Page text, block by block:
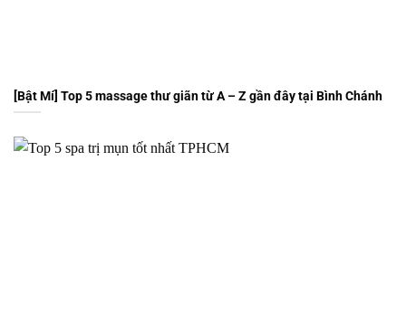
[Bật Mí] Top 5 massage thư giãn từ A – Z gần đây tại Bình Chánh